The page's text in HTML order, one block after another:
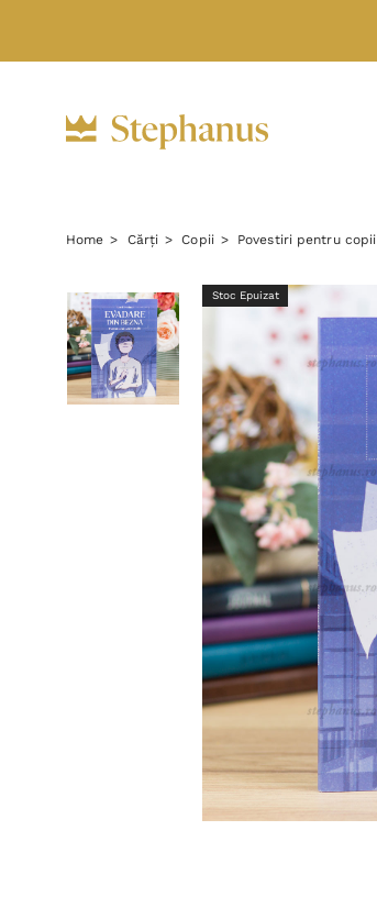
Home Cărți Copii Povestiri pentru copii
Stoc Epuizat